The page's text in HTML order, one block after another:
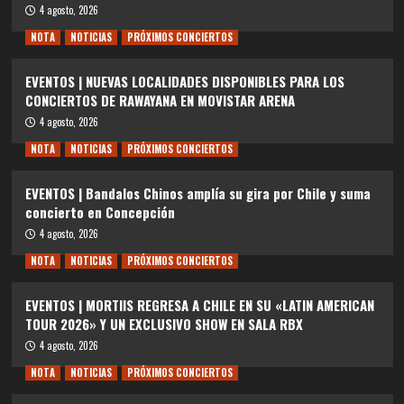
4 agosto, 2026
NOTA
NOTICIAS PRÓXIMOS CONCIERTOS
EVENTOS | NUEVAS LOCALIDADES DISPONIBLES PARA LOS
CONCIERTOS DE RAWAYANA EN MOVISTAR ARENA
4 agosto, 2026
NOTA
NOTICIAS PRÓXIMOS CONCIERTOS
EVENTOS | Bandalos Chinos amplía su gira por Chile y suma
concierto en Concepción
4 agosto, 2026
NOTA
NOTICIAS PRÓXIMOS CONCIERTOS
EVENTOS | MORTIIS REGRESA A CHILE EN SU «LATIN AMERICAN
TOUR 2026» Y UN EXCLUSIVO SHOW EN SALA RBX
4 agosto, 2026
NOTA
NOTICIAS PRÓXIMOS CONCIERTOS